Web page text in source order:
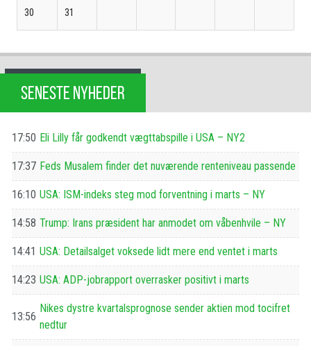
30 31
SENESTE NYHEDER
17:50 Eli Lilly får godkendt vægttabspille i USA – NY2
17:37 Feds Musalem finder det nuværende renteniveau passende
16:10 USA: ISM-indeks steg mod forventning i marts – NY
14:58 Trump: Irans præsident har anmodet om våbenhvile – NY
14:41 USA: Detailsalget voksede lidt mere end ventet i marts
14:23 USA: ADP-jobrapport overrasker positivt i marts
13:56
Nikes dystre kvartalsprognose sender aktien mod tocifret
nedtur